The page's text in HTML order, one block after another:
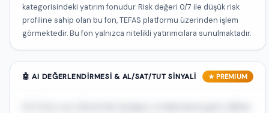
kategorisindeki yatırım fonudur. Risk değeri 0/7 ile düşük risk
profiline sahip olan bu fon, TEFAS platformu üzerinden işlem
görmektedir. Bu fon yalnızca nitelikli yatırımcılara sunulmaktadır.
🤖 AI DEĞERLENDIRMESI & AL/SAT/TUT SINYALI ★ PREMIUM